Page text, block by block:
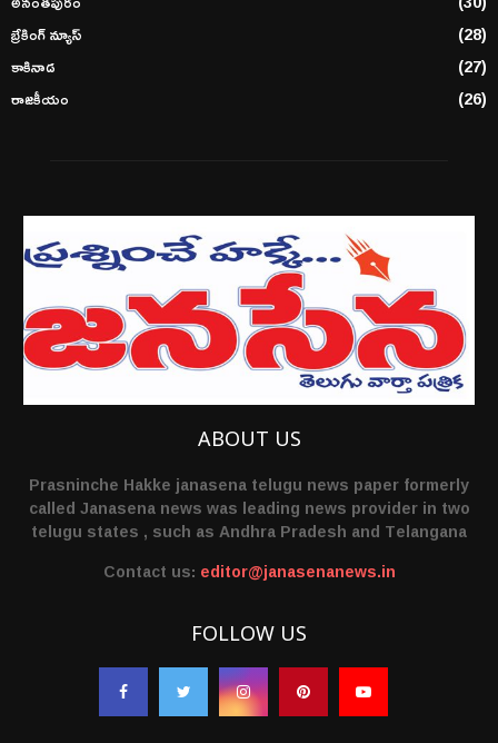
బ్రేకింగ్ న్యూస్
(28)
కాకినాడ
(27)
రాజకీయం
(26)
ABOUT US
Prasninche Hakke janasena telugu news paper formerly
called Janasena news was leading news provider in two
telugu states , such as Andhra Pradesh and Telangana
Contact us: editor@janasenanews.in
FOLLOW US